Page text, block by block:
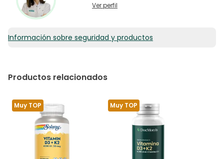
Ver perfil
Información sobre seguridad y productos
Productos relacionados
Muy TOP Muy TOP